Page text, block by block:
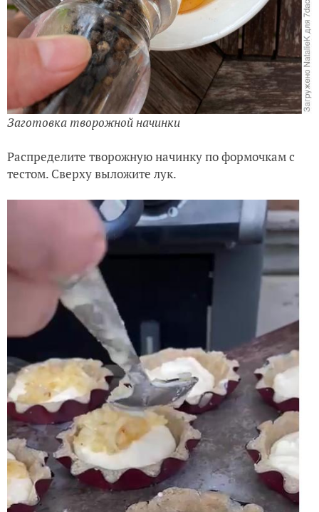
Заготовка творожной начинки
Распределите творожную начинку по формочкам с
тестом. Сверху выложите лук.